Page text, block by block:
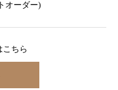
オーダー)
こちら